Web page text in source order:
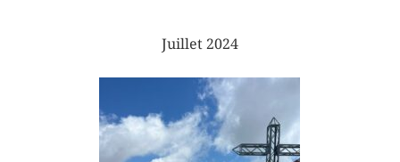
Juillet 2024